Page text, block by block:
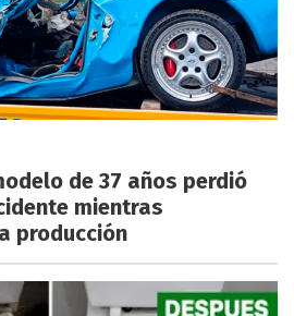
de 37 años perdió
mientras
producción